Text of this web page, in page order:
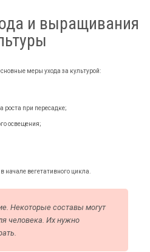
и выращивания
меры ухода за культурой:
роста при пересадке;
освещения;
начале вегетативного цикла.
Некоторые составы могут
человека. Их нужно